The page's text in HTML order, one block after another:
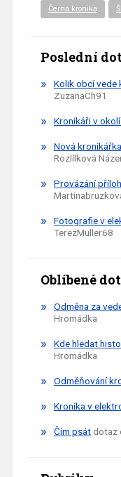
Černá kronika
Poslední
Kolik obcí vede
ZuzanaCh91
Kronikáři v
Nová
Rozlílková
Provázání
Fotografie v
TerezMuller68
Oblíbené
Odměna za
Hromádka
Kde hledat
Hromádka
Odměňování
Kronika v
Čím psátdotaz